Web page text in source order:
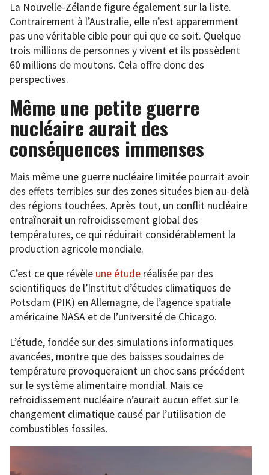
La Nouvelle-Zélande figure également sur la liste.
Contrairement à l’Australie, elle n’est apparemment
pas une véritable cible pour qui que ce soit. Quelque
trois millions de personnes y vivent et ils possèdent
60 millions de moutons. Cela offre donc des
perspectives.
Même une petite guerre
nucléaire aurait des
conséquences immenses
Mais même une guerre nucléaire limitée pourrait avoir
des effets terribles sur des zones situées bien au-delà
des régions touchées. Après tout, un conflit nucléaire
entraînerait un refroidissement global des
températures, ce qui réduirait considérablement la
production agricole mondiale.
C’est ce que révèle une étude réalisée par des
scientifiques de l’Institut d’études climatiques de
Potsdam (PIK) en Allemagne, de l’agence spatiale
américaine NASA et de l’université de Chicago.
L’étude, fondée sur des simulations informatiques
avancées, montre que des baisses soudaines de
température provoqueraient un choc sans précédent
sur le système alimentaire mondial. Mais ce
refroidissement nucléaire n’aurait aucun effet sur le
changement climatique causé par l’utilisation de
combustibles fossiles.